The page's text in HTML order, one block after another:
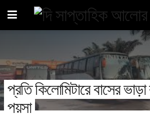
প্রতি কিলোমিটারে বাসের
পয়সা